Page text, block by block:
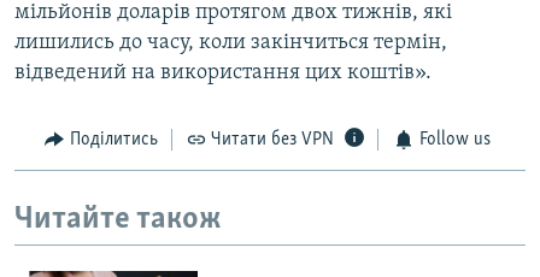
мільйонів доларів протягом двох тижнів, які
лишились до часу, коли закінчиться термін,
відведений на використання цих коштів».
Поділитись Читати без VPN Follow us
Читайте також